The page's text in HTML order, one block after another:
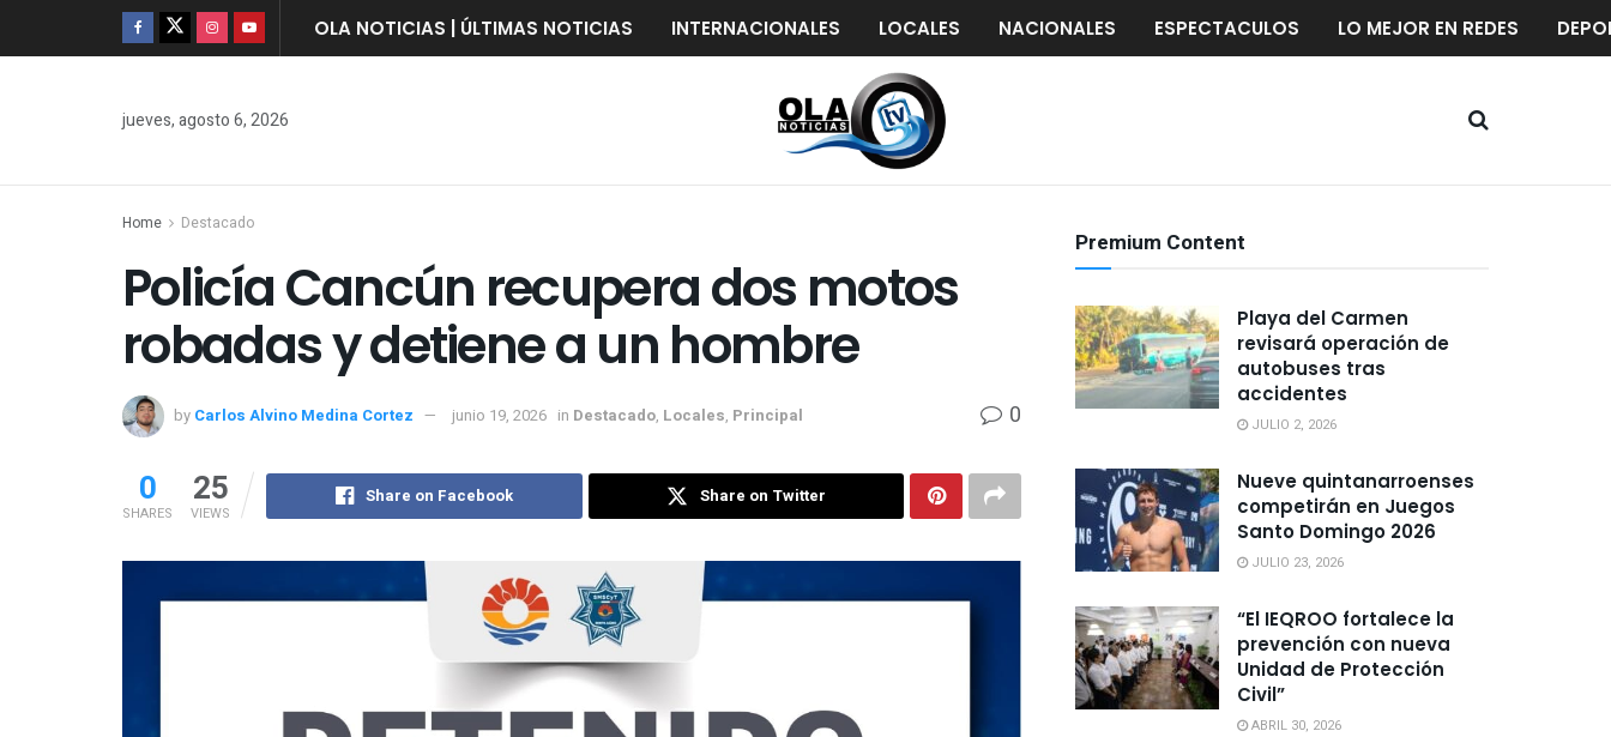
OLA NOTICIAS | ÚLTIMAS NOTICIAS INTERNACIONALES LOCALES NACIONALES ESPECTACULOS LO MEJOR EN REDES
jueves, agosto 6, 2026
Home Destacado
Policía Cancún recupera dos motos
robadas y detiene a un hombre
by Carlos Alvino Medina Cortez junio 19, 2026 in Destacado, Locales, Principal 0
0
SHARES
25
VIEWS
Share on Facebook Share on Twitter
Premium Content
Playa del Carmen
revisará operación de
autobuses tras
accidentes
JULIO 2, 2026
Nueve quintanarroenses
competirán en Juegos
Santo Domingo 2026
JULIO 23, 2026
“El IEQROO fortalece la
prevención con nueva
Unidad de Protección
Civil”
ABRIL 30, 2026